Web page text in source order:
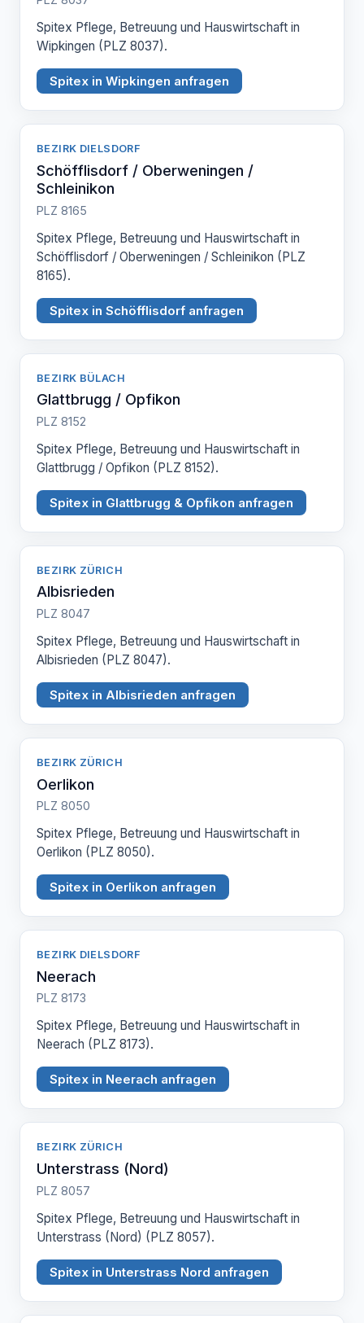
Spitex Pflege, Betreuung und Hauswirtschaft in
Wipkingen (PLZ 8037).
Spitex in Wipkingen anfragen
BEZIRK DIELSDORF
Schöfflisdorf / Oberweningen /
Schleinikon
PLZ 8165
Spitex Pflege, Betreuung und Hauswirtschaft in
Schöfflisdorf / Oberweningen / Schleinikon (PLZ
8165).
Spitex in Schöfflisdorf anfragen
BEZIRK BÜLACH
Glattbrugg / Opfikon
PLZ 8152
Spitex Pflege, Betreuung und Hauswirtschaft in
Glattbrugg / Opfikon (PLZ 8152).
Spitex in Glattbrugg & Opfikon anfragen
BEZIRK ZÜRICH
Albisrieden
PLZ 8047
Spitex Pflege, Betreuung und Hauswirtschaft in
Albisrieden (PLZ 8047).
Spitex in Albisrieden anfragen
BEZIRK ZÜRICH
Oerlikon
PLZ 8050
Spitex Pflege, Betreuung und Hauswirtschaft in
Oerlikon (PLZ 8050).
Spitex in Oerlikon anfragen
BEZIRK DIELSDORF
Neerach
PLZ 8173
Spitex Pflege, Betreuung und Hauswirtschaft in
Neerach (PLZ 8173).
Spitex in Neerach anfragen
BEZIRK ZÜRICH
Unterstrass (Nord)
PLZ 8057
Spitex Pflege, Betreuung und Hauswirtschaft in
Unterstrass (Nord) (PLZ 8057).
Spitex in Unterstrass Nord anfragen